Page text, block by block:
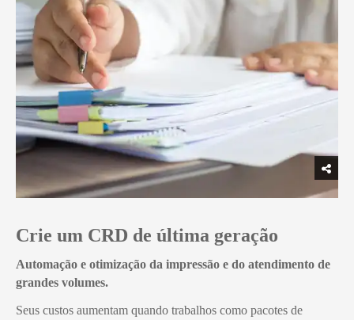
Crie um CRD de última geração
Automação e otimização da impressão e do atendimento de
grandes volumes.
Seus custos aumentam quando trabalhos como pacotes de